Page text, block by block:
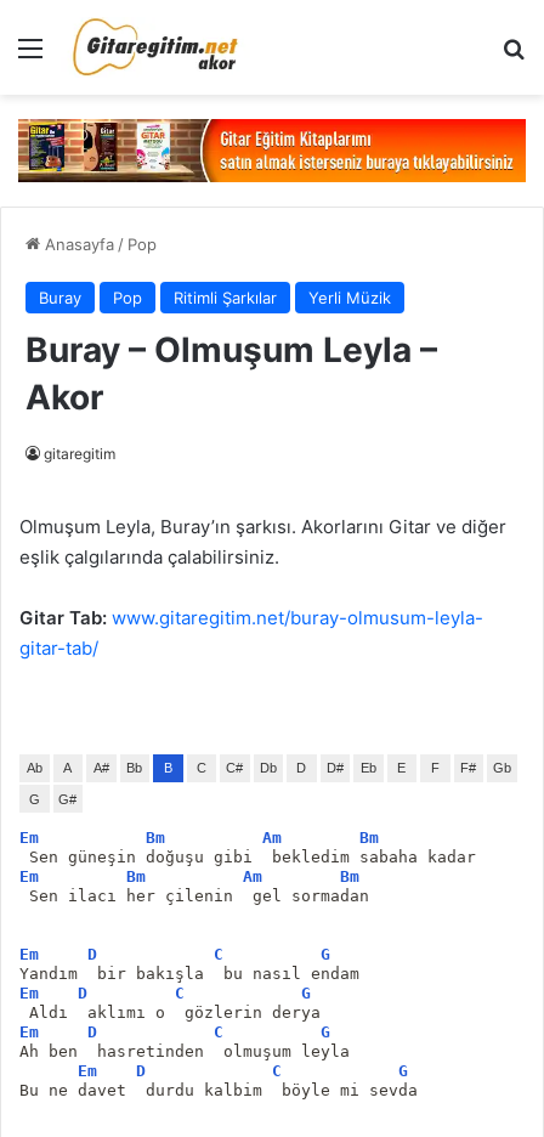
Menü
Anasayfa / Pop
Buray Pop Ritimli Şarkılar Yerli Müzik
Buray – Olmuşum Leyla –
Akor
gitaregitim
Olmuşum Leyla, Buray’ın şarkısı. Akorlarını Gitar ve diğer
eşlik çalgılarında çalabilirsiniz.
Gitar Tab: www.gitaregitim.net/buray-olmusum-leyla-
gitar-tab/
Ab A A# Bb B C C# Db D D# Eb E F F# Gb
G G#
Em Bm Am
Bm
Sen güneşin doğuşu gibi  bekledim sabaha kadar
Em
Bm Am
Bm
Sen ilacı her çilenin  gel sormadan
Em D C
G
Yandım  bir bakışla  bu nasıl endam
Em
D C
G
Aldı  aklımı o  gözlerin derya
Em
D C
G
Ah ben  hasretinden  olmuşum leyla
Em
D C
G
Bu ne davet  durdu kalbim  böyle mi sevda